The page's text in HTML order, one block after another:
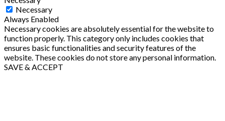
Necessary
Always Enabled
Necessary cookies are absolutely essential for the website to
function properly. This category only includes cookies that
ensures basic functionalities and security features of the
website. These cookies do not store any personal information.
SAVE & ACCEPT